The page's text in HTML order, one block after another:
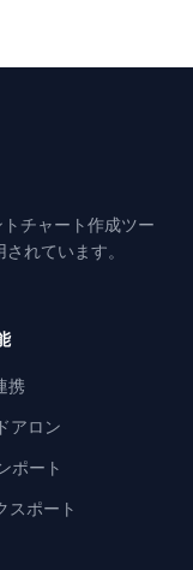
チャート作成ツー
れています。
携
アロン
ポート
スポート